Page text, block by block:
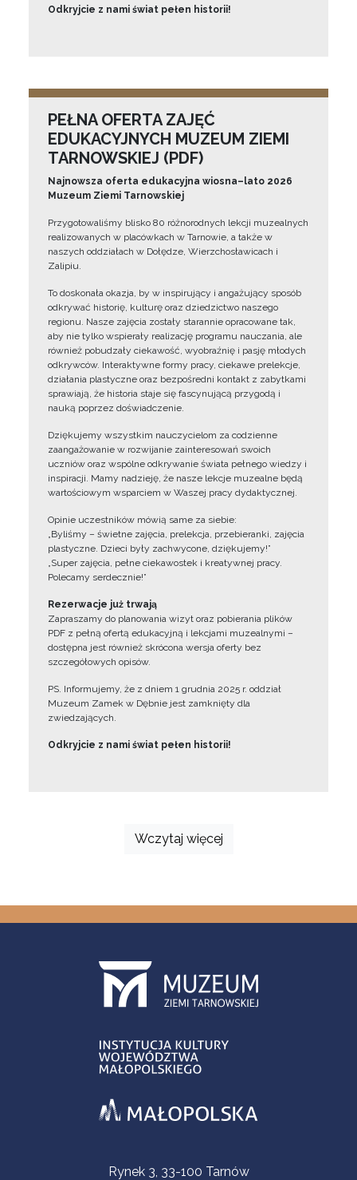
Odkryjcie z nami świat pełen historii!
PEŁNA OFERTA ZAJĘĆ
EDUKACYJNYCH MUZEUM ZIEMI
TARNOWSKIEJ (PDF)
Najnowsza oferta edukacyjna wiosna–lato 2026
Muzeum Ziemi Tarnowskiej
Przygotowaliśmy blisko 80 różnorodnych lekcji muzealnych
realizowanych w placówkach w Tarnowie, a także w
naszych oddziałach w Dołędze, Wierzchosławicach i
Zalipiu.
To doskonała okazja, by w inspirujący i angażujący sposób
odkrywać historię, kulturę oraz dziedzictwo naszego
regionu. Nasze zajęcia zostały starannie opracowane tak,
aby nie tylko wspierały realizację programu nauczania, ale
również pobudzały ciekawość, wyobraźnię i pasję młodych
odkrywców. Interaktywne formy pracy, ciekawe prelekcje,
działania plastyczne oraz bezpośredni kontakt z zabytkami
sprawiają, że historia staje się fascynującą przygodą i
nauką poprzez doświadczenie.
Dziękujemy wszystkim nauczycielom za codzienne
zaangażowanie w rozwijanie zainteresowań swoich
uczniów oraz wspólne odkrywanie świata pełnego wiedzy i
inspiracji. Mamy nadzieję, że nasze lekcje muzealne będą
wartościowym wsparciem w Waszej pracy dydaktycznej.
Opinie uczestników mówią same za siebie:
„Byliśmy – świetne zajęcia, prelekcja, przebieranki, zajęcia
plastyczne. Dzieci były zachwycone, dziękujemy!”
„Super zajęcia, pełne ciekawostek i kreatywnej pracy.
Polecamy serdecznie!”
Rezerwacje już trwają
Zapraszamy do planowania wizyt oraz pobierania plików
PDF z pełną ofertą edukacyjną i lekcjami muzealnymi –
dostępna jest również skrócona wersja oferty bez
szczegółowych opisów.
PS. Informujemy, że z dniem 1 grudnia 2025 r. oddział
Muzeum Zamek w Dębnie jest zamknięty dla
zwiedzających.
Odkryjcie z nami świat pełen historii!
Wczytaj więcej
Informacje kontaktoweRynek 3, 33-100 Tarnów